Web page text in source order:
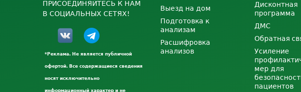
ПРИСОЕДИНЯЙТЕСЬ К НАМ
В СОЦИАЛЬНЫХ СЕТЯХ!
*Реклама. Не является публичной
офертой. Все содержащиеся сведения
носят исключительно
информационный характер и не
Выезд на дом
Подготовка к
анализам
Расшифровка
анализов
Дисконтная
программа
ДМС
Обратная
Усиление
мер для
пациентов